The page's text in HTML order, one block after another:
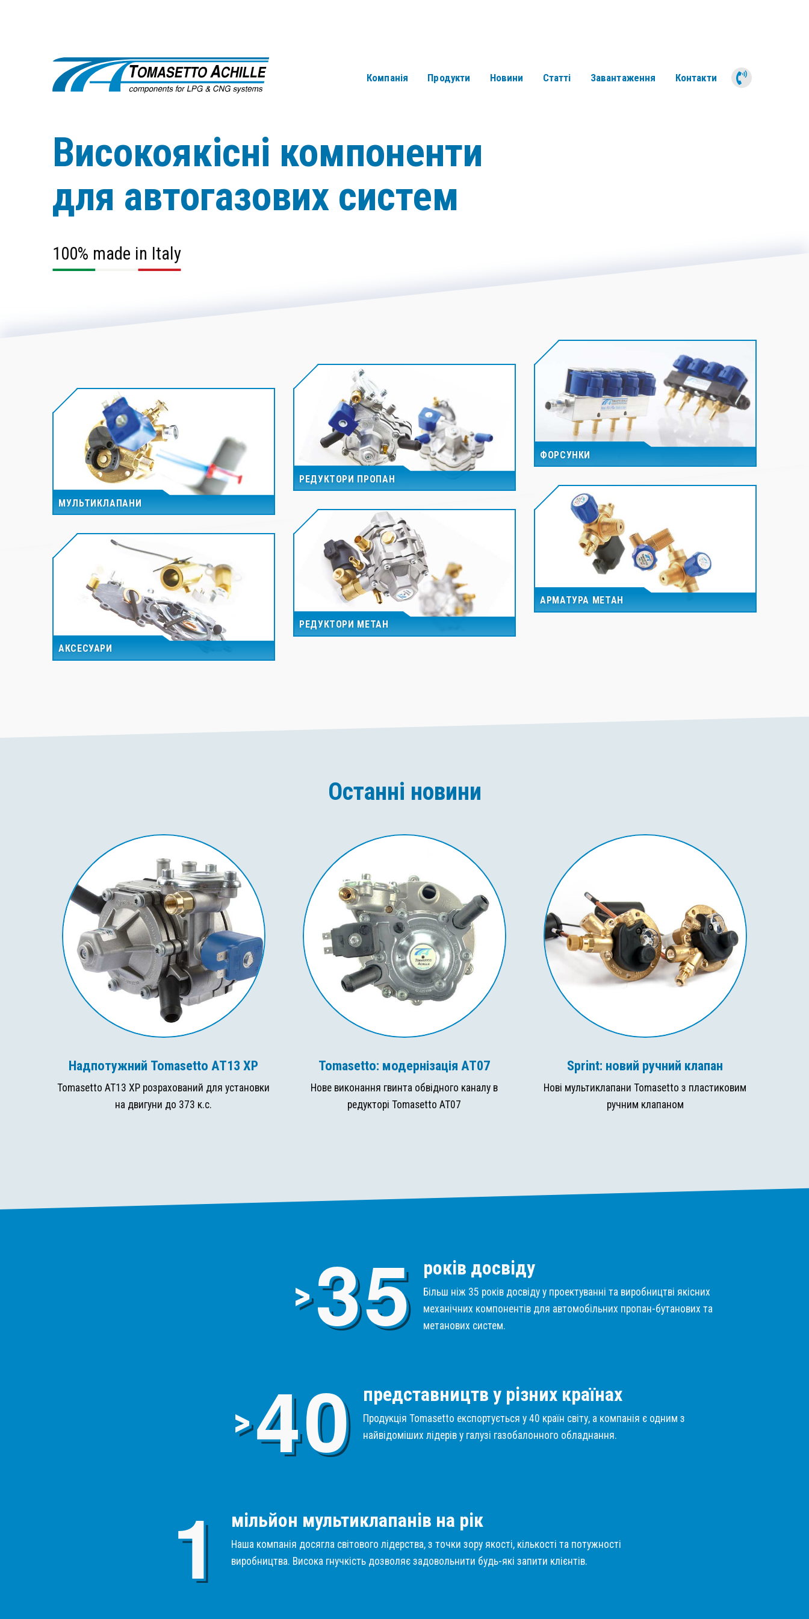
Компанія Продукти Новини Статті Завантаження Контакти
Високоякісні компоненти
для автогазових систем
100% made in Italy
МУЛЬТИКЛАПАНИ
РЕДУКТОРИ ПРОПАН
ФОРСУНКИ
АКСЕСУАРИ
РЕДУКТОРИ МЕТАН
АРМАТУРА МЕТАН
Останні новини
Надпотужний Tomasetto AT13 XP
Tomasetto AT13 XP розрахований для установки
на двигуни до 373 к.с.
Tomasetto: модернізація AT07
Нове виконання гвинта обвідного каналу в
редукторі Tomasetto AT07
Sprint: новий ручний клапан
Нові мультиклапани Tomasetto з пластиковим
ручним клапаном
>3
5
років досвіду
Більш ніж 35 років досвіду у проектуванні та виробництві якісних
механічних компонентів для автомобільних пропан-бутанових та
метанових систем.
>4
0
представництв у різних країнах
Продукція Tomasetto експортується у 40 країн світу, а компанія є одним з
найвідоміших лідерів у галузі газобалонного обладнання.
1
мільйон мультиклапанів на рік
Наша компанія досягла світового лідерства, з точки зору якості, кількості та потужності
виробництва. Висока гнучкість дозволяє задовольнити будь-які запити клієнтів.